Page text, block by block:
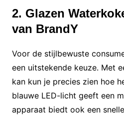
2. Glazen
van BrandY
Voor de stijlbewuste
een uitstekende keuze. Met
kan kun je precies zien hoe
blauwe LED-licht geeft een
apparaat biedt ook een